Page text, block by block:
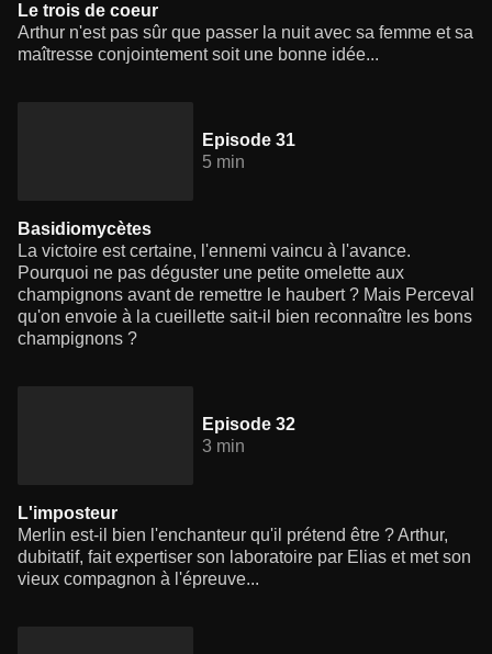
Le trois de coeur
Arthur n'est pas sûr que passer la nuit avec sa femme et sa
maîtresse conjointement soit une bonne idée...
Episode 31
5 min
Basidiomycètes
La victoire est certaine, l'ennemi vaincu à l'avance.
Pourquoi ne pas déguster une petite omelette aux
champignons avant de remettre le haubert ? Mais Perceval
qu'on envoie à la cueillette sait-il bien reconnaître les bons
champignons ?
Episode 32
3 min
L'imposteur
Merlin est-il bien l'enchanteur qu'il prétend être ? Arthur,
dubitatif, fait expertiser son laboratoire par Elias et met son
vieux compagnon à l'épreuve...